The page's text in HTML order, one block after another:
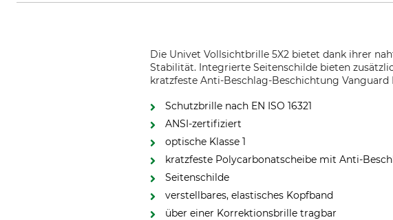
Die Univet Vollsichtbrille 5X2 bietet dank ihrer
Stabilität. Integrierte Seitenschilde bieten
kratzfeste Anti-Beschlag-Beschichtung
Schutzbrille nach EN ISO 16321
ANSI-zertifiziert
optische Klasse 1
kratzfeste Polycarbonatscheibe mit Anti-
Seitenschilde
verstellbares, elastisches Kopfband
über einer Korrektionsbrille tragbar